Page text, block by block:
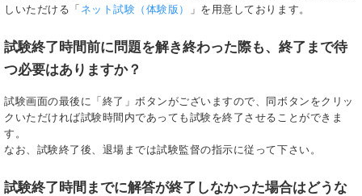
しいただける「 ネット試験（体験版） 」を用意しております。
試験終了時間前に問題を解き終わった際も、終了まで待
つ必要はありますか？
試験画面の最後に「終了」ボタンがございますので、同ボタンをクリッ
クいただければ試験時間内であっても試験を終了させることができま
す。
なお、試験終了後、退場までは試験監督の指示に従って下さい。
試験終了時間までに解答が終了しなかった場合はどうな